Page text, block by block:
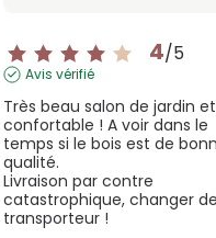
4/5
Avis vérifié
Très beau salon de jardin et
confortable ! A voir dans le
temps si le bois est de
qualité.
Livraison par contre
catastrophique, changer
transporteur !